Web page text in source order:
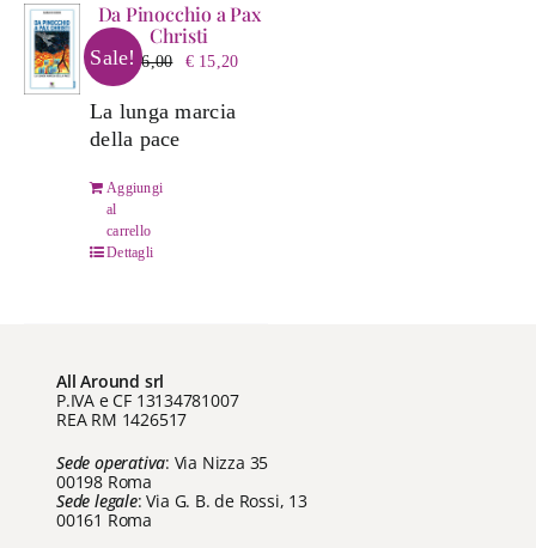
Sale!
Da Pinocchio a Pax
Christi
€16,00
Il
originale
€15,20Il
La lunga marcia
della pace
Aggiungi
al
carrello
Dettagli
All Around srl
P.IVA e CF 13134781007
REA RM 1426517
Sede operativa: Via Nizza 35
00198 Roma
Sede legale: Via G. B. de Rossi, 13
00161 Roma